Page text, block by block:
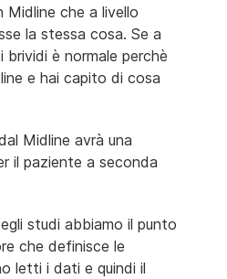
Midline che a livello
la stessa cosa. Se a
è normale perchè
e hai capito di cosa
Midline avrà una
il paziente a seconda
studi abbiamo il punto
che definisce le
letti i dati e quindi il